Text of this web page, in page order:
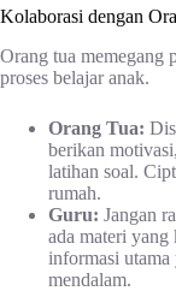
Kolaborasi dengan
Orang tua memegang
proses belajar anak.
Orang Tua:
berikan
latihan soal.
rumah.
Guru: Jangan
ada materi
informasi utama
mendalam.